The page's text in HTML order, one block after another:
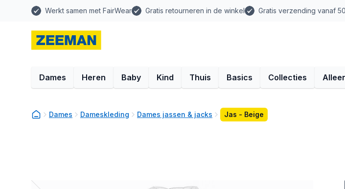
Werkt samen met FairWear Gratis retourneren in de winkel Gratis verzending vanaf
Dames Heren Baby Kind Thuis Basics Collecties
Dames Dameskleding Dames jassen & jacks Jas - Beige